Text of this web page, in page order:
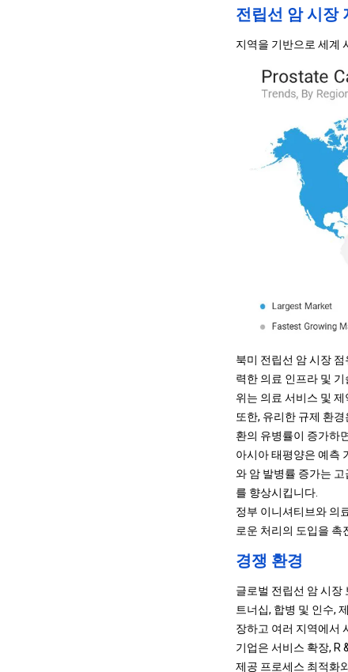
전립선 암 시장
지역을 기반으로 세계
북미 전립선 암 시장
력한 의료 인프라 및
위는 의료 서비스 및
또한, 유리한 규제 환
환의 유병률이 증가하
아시아 태평양은 예측
와 암 발병률 증가는
를 향상시킵니다.
정부 이니셔티브와 의
로운 처리의 도입을 촉
경쟁 환경
글로벌 전립선 암 시장
트너십, 합병 및 인수,
장하고 여러 지역에서
기업은 서비스 확장, R
제공 프로세스 최적화